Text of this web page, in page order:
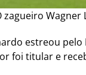
zagueiro
estreou
foi titular e